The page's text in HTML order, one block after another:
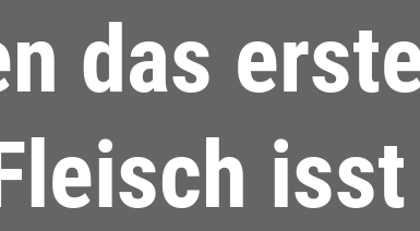
das
isst